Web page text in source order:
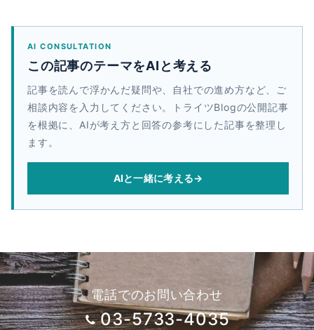
AI CONSULTATION
この記事のテーマをAIと考える
記事を読んで浮かんだ疑問や、自社での進め方など、ご
相談内容を入力してください。トライツBlogの公開記事
を根拠に、AIが考え方と回答の参考にした記事を整理し
ます。
AIと一緒に考える→
電話でのお問い合わせ
03-5733-4035